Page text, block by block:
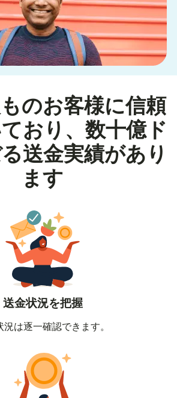
のお客様に信頼
おり、数十億ド
送金実績があり
ます
送金状況を把握
況は逐一確認できます。